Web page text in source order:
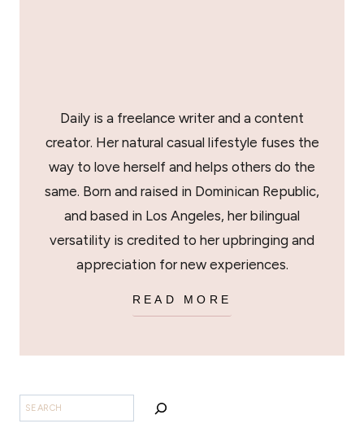
Daily is a freelance writer and a content
creator. Her natural casual lifestyle fuses the
way to love herself and helps others do the
same. Born and raised in Dominican Republic,
and based in Los Angeles, her bilingual
versatility is credited to her upbringing and
appreciation for new experiences.
READ MORE